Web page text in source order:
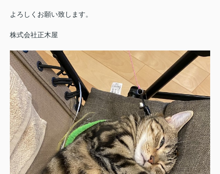
よろしくお願い致します。
株式会社正木屋